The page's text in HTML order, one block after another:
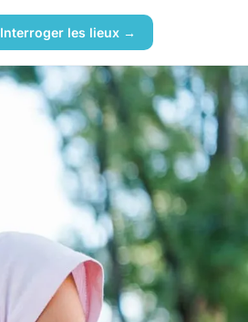
Interroger les lieux →